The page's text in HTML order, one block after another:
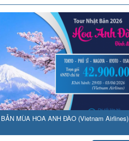
MÙA HOA ANH ĐÀO (Vietnam Airlines)